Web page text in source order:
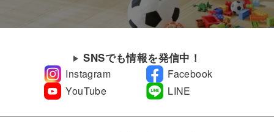
SNSでも情報を発信中！
Instagram
Facebook
YouTube
LINE